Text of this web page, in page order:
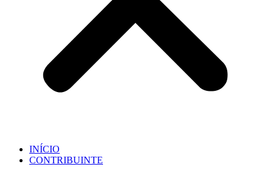
INÍCIO
CONTRIBUINTE